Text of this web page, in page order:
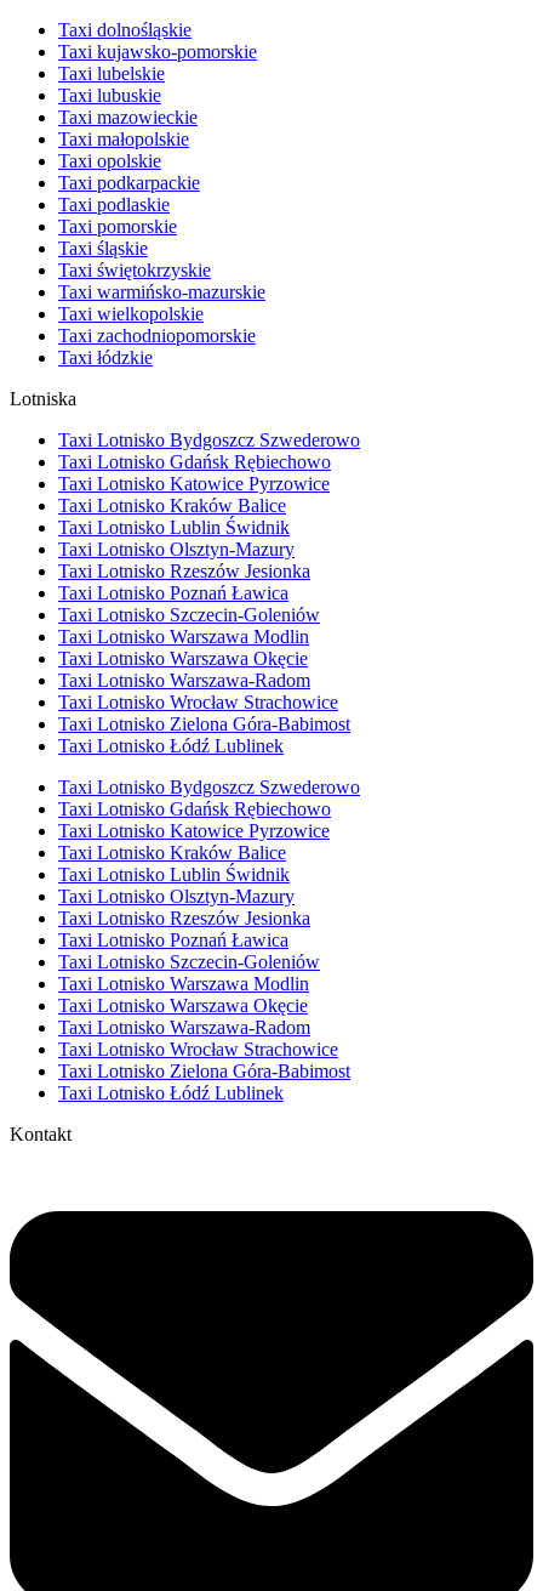
Taxi dolnośląskie
Taxi kujawsko-pomorskie
Taxi lubelskie
Taxi lubuskie
Taxi mazowieckie
Taxi małopolskie
Taxi opolskie
Taxi podkarpackie
Taxi podlaskie
Taxi pomorskie
Taxi śląskie
Taxi świętokrzyskie
Taxi warmińsko-mazurskie
Taxi wielkopolskie
Taxi zachodniopomorskie
Taxi łódzkie
Lotniska
Taxi Lotnisko Bydgoszcz Szwederowo
Taxi Lotnisko Gdańsk Rębiechowo
Taxi Lotnisko Katowice Pyrzowice
Taxi Lotnisko Kraków Balice
Taxi Lotnisko Lublin Świdnik
Taxi Lotnisko Olsztyn-Mazury
Taxi Lotnisko Rzeszów Jesionka
Taxi Lotnisko Poznań Ławica
Taxi Lotnisko Szczecin-Goleniów
Taxi Lotnisko Warszawa Modlin
Taxi Lotnisko Warszawa Okęcie
Taxi Lotnisko Warszawa-Radom
Taxi Lotnisko Wrocław Strachowice
Taxi Lotnisko Zielona Góra-Babimost
Taxi Lotnisko Łódź Lublinek
Taxi Lotnisko Bydgoszcz Szwederowo
Taxi Lotnisko Gdańsk Rębiechowo
Taxi Lotnisko Katowice Pyrzowice
Taxi Lotnisko Kraków Balice
Taxi Lotnisko Lublin Świdnik
Taxi Lotnisko Olsztyn-Mazury
Taxi Lotnisko Rzeszów Jesionka
Taxi Lotnisko Poznań Ławica
Taxi Lotnisko Szczecin-Goleniów
Taxi Lotnisko Warszawa Modlin
Taxi Lotnisko Warszawa Okęcie
Taxi Lotnisko Warszawa-Radom
Taxi Lotnisko Wrocław Strachowice
Taxi Lotnisko Zielona Góra-Babimost
Taxi Lotnisko Łódź Lublinek
Kontakt